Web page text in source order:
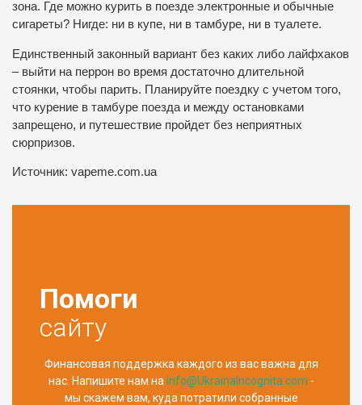
зона. Где можно курить в поезде электронные и обычные
сигареты? Нигде: ни в купе, ни в тамбуре, ни в туалете.
Единственный законный вариант без каких либо лайфхаков
– выйти на перрон во время достаточно длительной
стоянки, чтобы парить. Планируйте поездку с учетом того,
что курение в тамбуре поезда и между остановками
запрещено, и путешествие пройдет без неприятных
сюрпризов.
Источник: vapeme.com.ua
Помоги
сайту
Финансовая поддержка каждого из вас важна для
нас. Напишите нам на info@UkrainaIncognita.com -
мы скажем вам, куда потратили собранные